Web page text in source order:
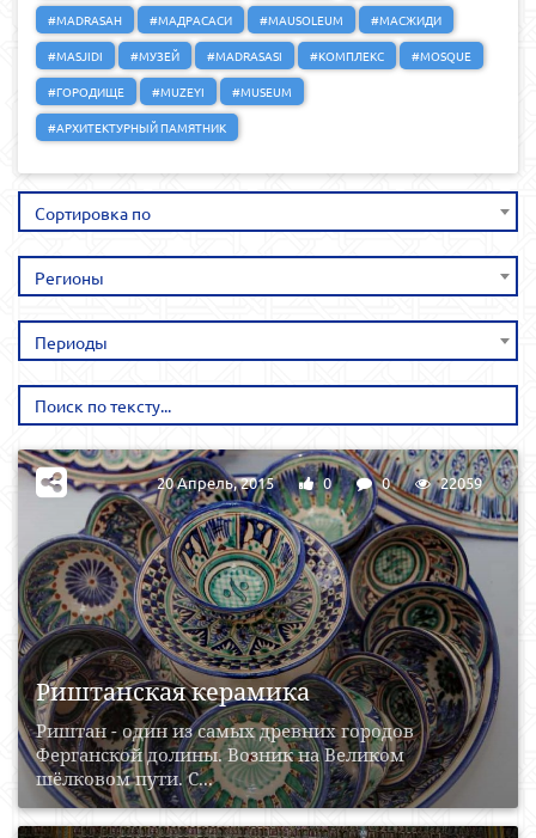
#MADRASAH
#МАДРАСАСИ #MAUSOLEUM
#МАСЖИДИ
#MASJIDI
#МУЗЕЙ #MADRASASI #КОМПЛЕКС
#MOSQUE
#ГОРОДИЩЕ
#MUZEYI
#MUSEUM
#АРХИТЕКТУРНЫЙ ПАМЯТНИК
Сортировка по
Регионы
Периоды
Риштанская керамика
Риштан - один из самых древних городов
Ферганской долины. Возник на Великом
шёлковом пути. С...
20 Апрель, 2015 0 0 22059